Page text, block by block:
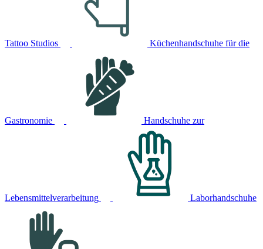
Tattoo Studios Küchenhandschuhe für die
Gastronomie Handschuhe zur
Lebensmittelverarbeitung Laborhandschuhe